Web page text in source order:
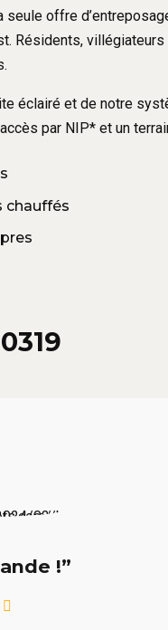
seule offre
Résidents,
éclairé et de notre
par NIP* et un
chauffés
!”